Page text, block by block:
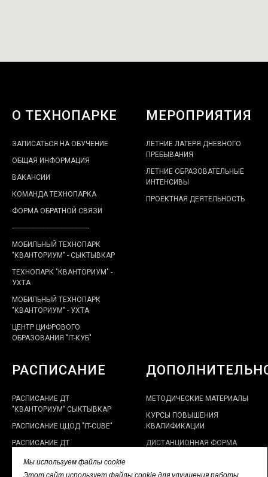
О ТЕХНОПАРКЕ
ЗАПИСАТЬСЯ НА ОБУЧЕНИЕ
ОБЩАЯ ИНФОРМАЦИЯ
ВАКАНСИИ
КОМАНДА ТЕХНОПАРКА
ФОРМА ОБРАТНОЙ СВЯЗИ
-------------------------------------------
МОБИЛЬНЫЙ ТЕХНОПАРК
"КВАНТОРИУМ" - СЫКТЫВКАР
ТЕХНОПАРК "КВАНТОРИУМ" -
УХТА
МОБИЛЬНЫЙ ТЕХНОПАРК
"КВАНТОРИУМ" - УХТА
ЦЕНТР ЦИФРОВОГО
ОБРАЗОВАНИЯ "IT-КУБ"
МЕРОПРИЯТИЯ
ЛЕТНИЕ ЛАГЕРЯ ДНЕВНОГО
ПРЕБЫВАНИЯ
ЛЕТНИЕ ОБРАЗОВАТЕЛЬНЫЕ
ИНТЕНСИВЫ
ПРОЕКТНАЯ ДЕЯТЕЛЬНОСТЬ
РАСПИСАНИЕ
РАСПИСАНИЕ ДТ
"КВАНТОРИУМ" СЫКТЫВКАР
РАСПИСАНИЕ ЦЦОД "IT-CUBE"
РАСПИСАНИЕ ДТ
МЕТОДИЧЕСКИЕ МАТЕРИАЛЫ
КУРСЫ ПОВЫШЕНИЯ
КВАЛИФИКАЦИИ
ДИСТАНЦИОННАЯ ФОРМА
Мы используем файлы cookie
Этот сайт использует файлы cookie для улучшения работы,